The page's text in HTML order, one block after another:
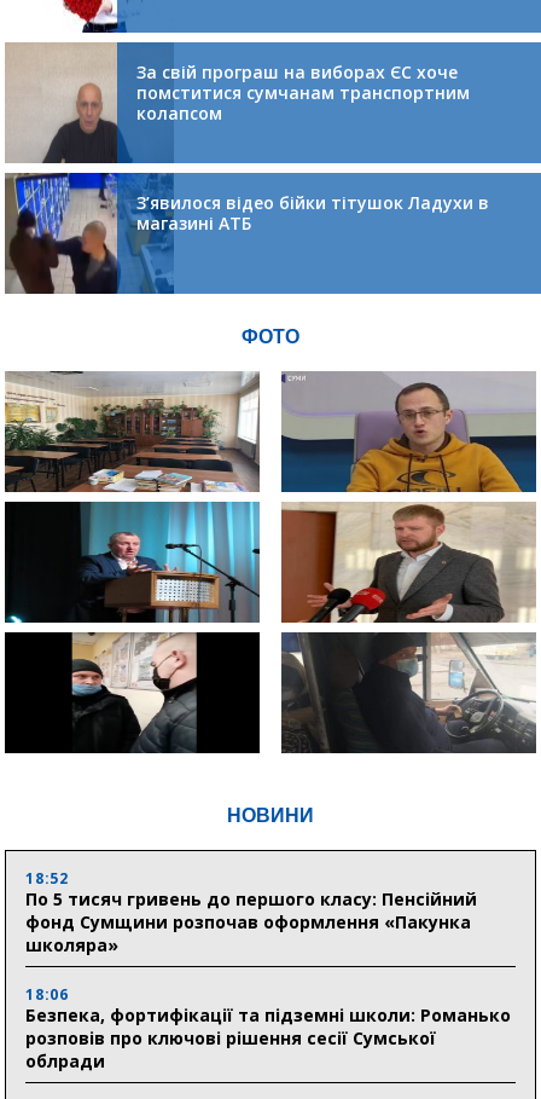
НОВИНИ
18:52
По 5 тисяч гривень до першого класу: Пенсійний
фонд Сумщини розпочав оформлення «Пакунка
школяра»
18:06
Безпека, фортифікації та підземні школи: Романько
розповів про ключові рішення сесії Сумської
облради
За свій програш на виборах ЄС хоче
помститися сумчанам транспортним
колапсом
З’явилося відео бійки тітушок Ладухи в
магазині АТБ
ФОТО